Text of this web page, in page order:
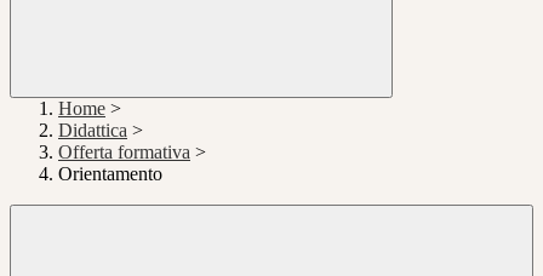
Home >
Didattica >
Offerta formativa >
Orientamento